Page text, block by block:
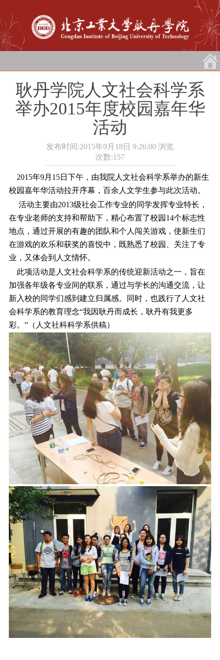
耿丹学院人文社会科学系
举办2015年度校园嘉年华
活动
发布时间:2015年9月18日 9:26:00 浏览
次数:157
2015年9月15日下午，由我院人文社会科学系举办的新生
校园嘉年华活动拉开序幕，百余人文学生参与此次活动。
活动主要由2013级社会工作专业的同学发挥专业特长，
在专业老师的支持和帮助下，精心布置了校园14个标志性
地点，通过开展的有趣的团队和个人闯关游戏，使新生们
在游戏的欢乐和获奖的喜悦中，既熟悉了校园、关注了专
业，又体会到人文情怀。
此项活动是人文社会科学系的传统迎新活动之一，旨在
加强各年级各专业间的联系，通过与学长的沟通交流，让
新入校的同学们感到建立归属感。同时，也践行了人文社
会科学系的教育理念“我因耿丹而成长，耿丹有我更多
彩。”（人文社科科学系供稿）